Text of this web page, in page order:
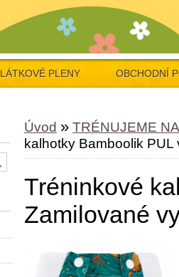
LÁTKOVÉ PLENY OBCHODNÍ
Úvod » TRÉNUJEME
kalhotky Bamboolik
Tréninkové
Zamilované